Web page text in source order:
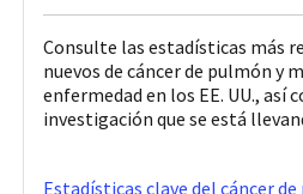
Consulte las estadísticas más
nuevos de cáncer de pulmón y
enfermedad en los EE. UU., así
investigación que se está
Estadísticas clave del cáncer